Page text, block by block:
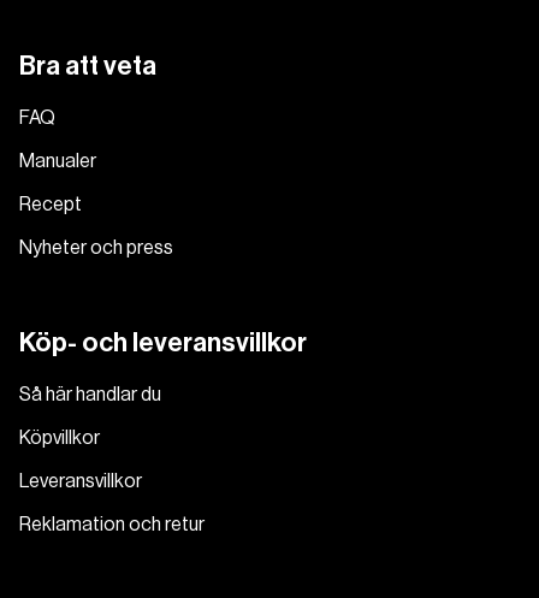
Bra att veta
FAQ
Manualer
Recept
Nyheter och press
Köp- och leveransvillkor
Så här handlar du
Köpvillkor
Leveransvillkor
Reklamation och retur